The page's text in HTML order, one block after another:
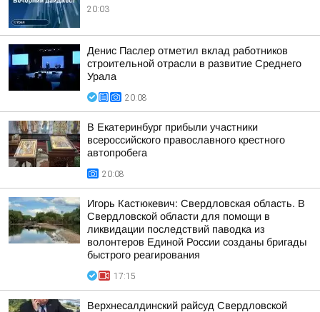
20:03
Денис Паслер отметил вклад работников
строительной отрасли в развитие Среднего
Урала
20:08
В Екатеринбург прибыли участники
всероссийского православного крестного
автопробега
20:08
Игорь Кастюкевич: Свердловская область. В
Свердловской области для помощи в
ликвидации последствий паводка из
волонтеров Единой России созданы бригады
быстрого реагирования
17:15
Верхнесалдинский райсуд Свердловской